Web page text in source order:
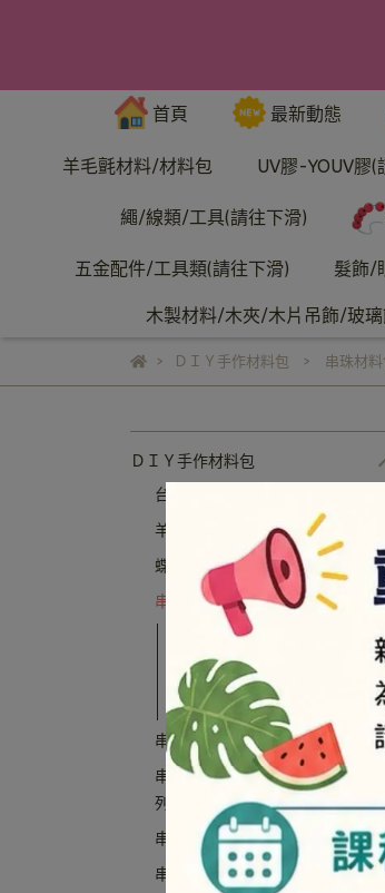
首頁 最新動態
羊毛氈材料/材料包 UV膠-YOUV膠(
繩/線類/工具(請往下滑)
五金配件/工具類(請往下滑) 髮飾/
木製材料/木夾/木片吊飾/玻
ＤＩＹ手作材料包 串珠材
ＤＩＹ手作材料包
台製皮革材料包
羊毛氈材料包
蝶古巴特材料包
串珠材料包-立體系列
串珠材料包-立體系列-初級
串珠材料包-立體系列-中級
串珠材料包-立體系列-高級
串珠材料包-平面系列
串珠材料包-動物/節慶/手機吊環
列
串珠材料包-抱枕/香包系列
串珠材料包-萬用卡套/悠遊卡系